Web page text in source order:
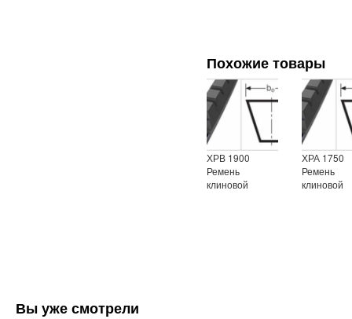
Похожие товары
ХРВ 1900
Ремень
клиновой
ХРА 1750
Ремень
клиновой
Вы уже смотрели